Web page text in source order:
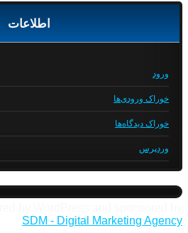
اطلاعات
ورود
خوراک ورودی‌ها
خوراک دیدگاه‌ها
وردپرس
SDM - Digital Marketing Agency